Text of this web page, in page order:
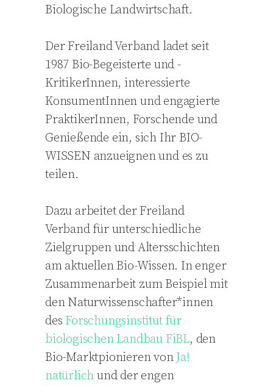
Biologische Landwirtschaft.
Der Freiland Verband ladet seit
1987 Bio-Begeisterte und -
KritikerInnen, interessierte
KonsumentInnen und engagierte
PraktikerInnen, Forschende und
Genießende ein, sich Ihr BIO-
WISSEN anzueignen und es zu
teilen.
Dazu arbeitet der Freiland
Verband für unterschiedliche
Zielgruppen und Altersschichten
am aktuellen Bio-Wissen. In enger
Zusammenarbeit zum Beispiel mit
den Naturwissenschafter*innen
desForschungsinstitut für
biologischen Landbau FiBL, den
Bio-Marktpionieren vonJa!
natürlich und der engen